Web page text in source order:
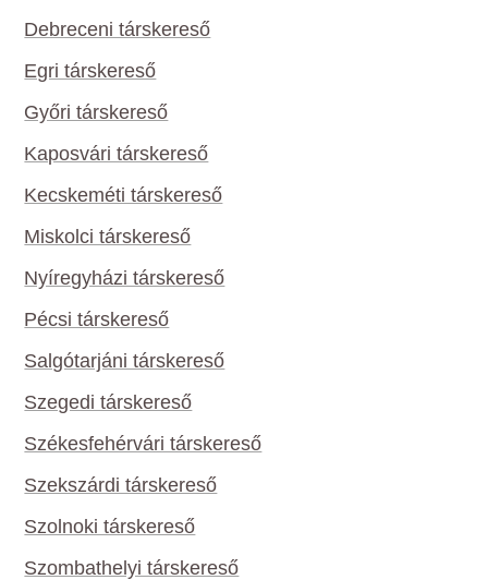
Debreceni társkereső
Egri társkereső
Győri társkereső
Kaposvári társkereső
Kecskeméti társkereső
Miskolci társkereső
Nyíregyházi társkereső
Pécsi társkereső
Salgótarjáni társkereső
Szegedi társkereső
Székesfehérvári társkereső
Szekszárdi társkereső
Szolnoki társkereső
Szombathelyi társkereső